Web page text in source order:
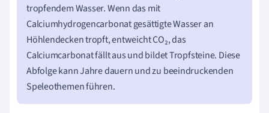
tropfendem Wasser. Wenn das mit
Calciumhydrogencarbonat gesättigte Wasser an
Höhlendecken tropft, entweicht CO₂, das
Calciumcarbonat fällt aus und bildet Tropfsteine. Diese
Abfolge kann Jahre dauern und zu beeindruckenden
Speleothemen führen.